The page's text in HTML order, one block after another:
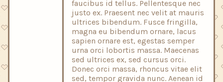
faucibus id tellus. Pellentesque nec
justo ex. Praesent nec velit at mauris
ultrices bibendum. Fusce fringilla,
magna eu bibendum ornare, lacus
sapien ornare est, egestas semper
urna orci lobortis massa. Maecenas
sed ultrices ex, sed cursus orci.
Donec orci massa, rhoncus vitae elit
sed, tempor gravida nunc. Aenean id